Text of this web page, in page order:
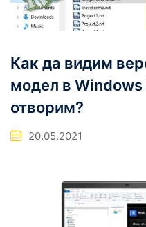
Как да видим
модел в Windows
отворим?
20.05.2021